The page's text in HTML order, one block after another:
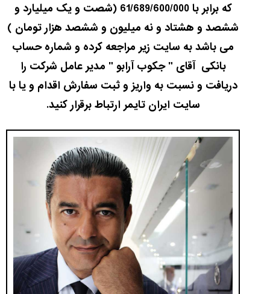
که برابر با 61/689/600/000 (شصت و یک میلیارد و
ششصد و هشتاد و نه میلیون و ششصد هزار تومان )
می باشد به سایت زیر مراجعه کرده و شماره حساب
بانکی آقای " جکوب آرابو " مدیر عامل شرکت را
دریافت و نسبت به واریز و ثبت سفارش اقدام و یا با
سایت ایران تایمر ارتباط برقرار کنید.